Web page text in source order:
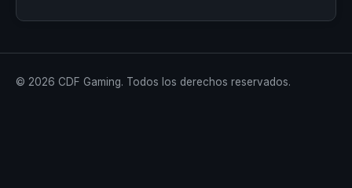
© 2026 CDF Gaming. Todos los derechos reservados.